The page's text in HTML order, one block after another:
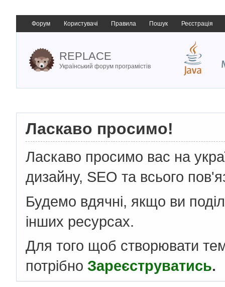
Форум Користувачі Правила Пошук Реєстрація
REPLACE
Український форум програмістів
Ласкаво просимо!
Ласкаво просимо вас на
дизайну, SEO та всього
Будемо вдячні, якщо ви
інших ресурсах.
Для того щоб створювати
потрібно Зареєструватись.